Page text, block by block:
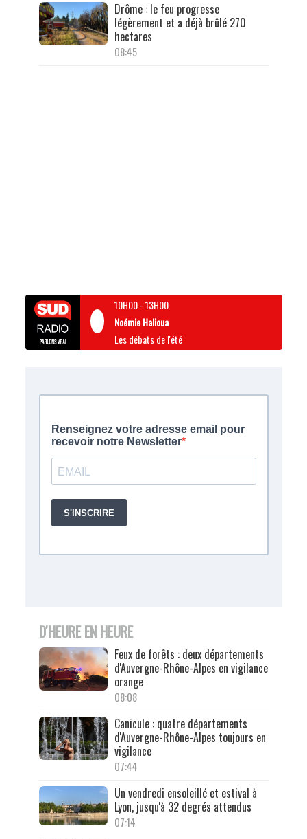
Drôme : le feu progresse
légèrement et a déjà brûlé 270
hectares
08:45
10H00-13H00
Noémie Halioua
Les débats de l'été
D'HEURE EN HEURE
Feux de forêts : deux départements
d'Auvergne-Rhône-Alpes en vigilance
orange
08:08
Canicule : quatre départements
d'Auvergne-Rhône-Alpes toujours en
vigilance
07:44
Un vendredi ensoleillé et estival à
Lyon, jusqu'à 32 degrés attendus
07:14